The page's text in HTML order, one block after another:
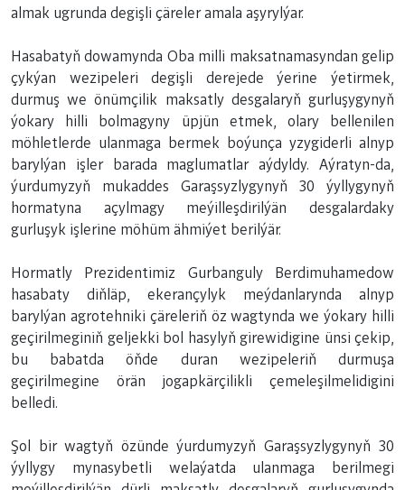
almak ugrunda degişli çäreler amala aşyrylýar.
Hasabatyň dowamynda Oba milli maksatnamasyndan gelip
çykýan wezipeleri degişli derejede ýerine ýetirmek,
durmuş we önümçilik maksatly desgalaryň gurluşygynyň
ýokary hilli bolmagyny üpjün etmek, olary bellenilen
möhletlerde ulanmaga bermek boýunça yzygiderli alnyp
barylýan işler barada maglumatlar aýdyldy. Aýratyn-da,
ýurdumyzyň mukaddes Garaşsyzlygynyň 30 ýyllygynyň
hormatyna açylmagy meýilleşdirilýän desgalardaky
gurluşyk işlerine möhüm ähmiýet berilýär.
Hormatly Prezidentimiz Gurbanguly Berdimuhamedow
hasabaty diňläp, ekerançylyk meýdanlarynda alnyp
barylýan agrotehniki çäreleriň öz wagtynda we ýokary hilli
geçirilmeginiň geljekki bol hasylyň girewidigine ünsi çekip,
bu babatda öňde duran wezipeleriň durmuşa
geçirilmegine örän jogapkärçilikli çemeleşilmelidigini
belledi.
Şol bir wagtyň özünde ýurdumyzyň Garaşsyzlygynyň 30
ýyllygy mynasybetli welaýatda ulanmaga berilmegi